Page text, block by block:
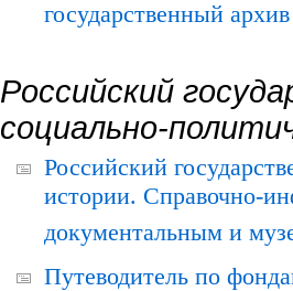
государственный
Российский
социально-
Российский
истории. Справочно-
документальным и
Путеводитель по